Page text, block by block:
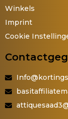
Winkels
Imprint
Cookie